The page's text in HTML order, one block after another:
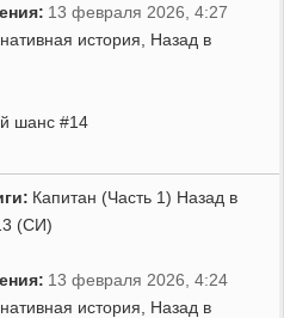
13 февраля 2026, 4:27
история
Назад в
шанс #14
Капитан (Часть 1) Назад в
(СИ)
13 февраля 2026, 4:24
история
Назад в